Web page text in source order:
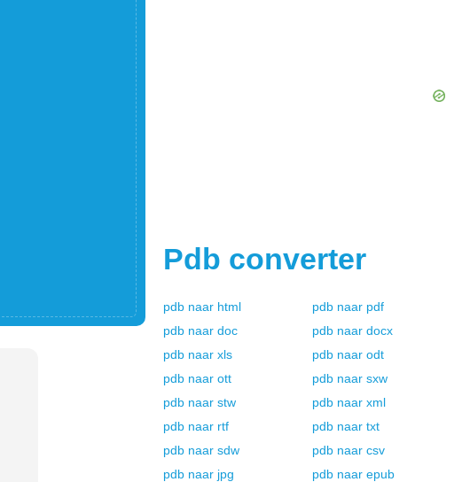
Pdb converter
pdb naar html pdb naar pdf
pdb naar doc pdb naar docx
pdb naar xls pdb naar odt
pdb naar ott pdb naar sxw
pdb naar stw pdb naar xml
pdb naar rtf pdb naar txt
pdb naar sdw pdb naar csv
pdb naar jpg pdb naar epub